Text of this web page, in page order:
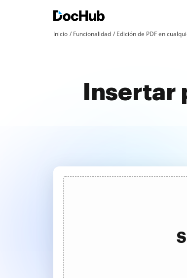
Inicio Funcionalidad Edición de PDF en
Insertar